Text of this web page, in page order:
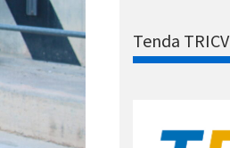
Tenda TRICV